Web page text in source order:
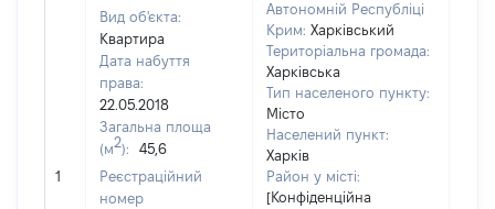
1
Вид об'єкта:
Квартира
Дата набуття
права:
22.05.2018
Загальна площа
(м2):
45,6
Реєстраційний
номер
Автономній Республіці
Крим: Харківський
Територіальна громада:
Харківська
Тип населеного пункту:
Місто
Населений пункт:
Харків
Район у місті:
[Конфіденційна